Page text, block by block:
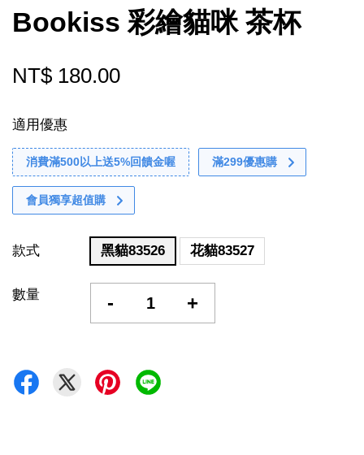
Bookiss 彩繪貓咪 茶杯
NT$ 180.00
適用優惠
消費滿500以上送5%回饋金喔 滿299優惠購
會員獨享超值購
款式 黑貓83526 花貓83527
數量 - +